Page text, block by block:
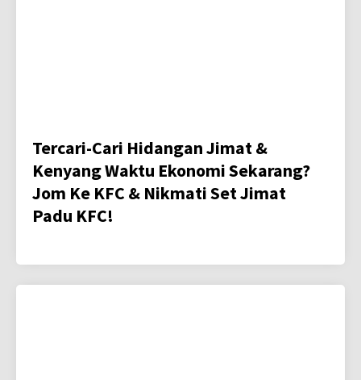
Tercari-Cari Hidangan Jimat &
Kenyang Waktu Ekonomi Sekarang?
Jom Ke KFC & Nikmati Set Jimat
Padu KFC!